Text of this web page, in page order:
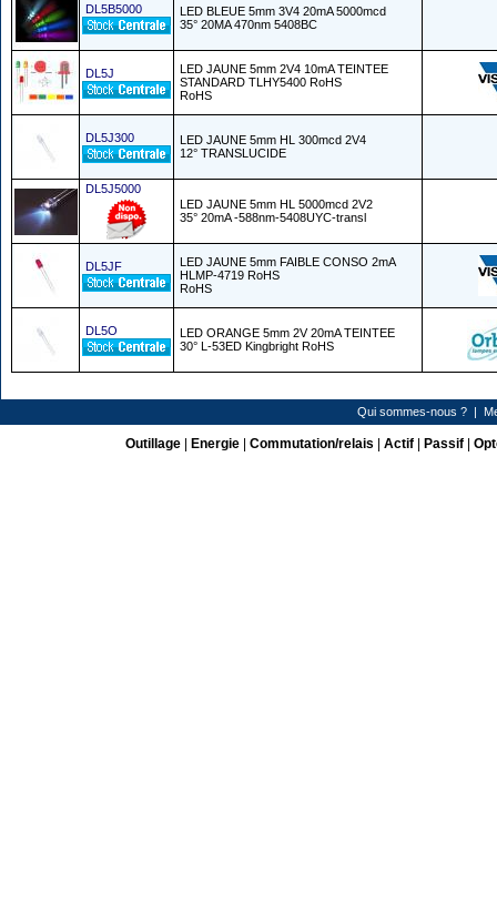
DL5B5000
LED BLEUE 5mm 3V4 20mA 5000mcd
35° 20MA 470nm 5408BC
DL5J
LED JAUNE 5mm 2V4 10mA TEINTEE
STANDARD TLHY5400 RoHS
RoHS
DL5J300
LED JAUNE 5mm HL 300mcd 2V4
12° TRANSLUCIDE
DL5J5000
LED JAUNE 5mm HL 5000mcd 2V2
35° 20mA -588nm-5408UYC-transl
DL5JF
LED JAUNE 5mm FAIBLE CONSO 2mA
HLMP-4719 RoHS
RoHS
DL5O
LED ORANGE 5mm 2V 20mA TEINTEE
30° L-53ED Kingbright RoHS
Qui sommes-nous ? |
Outillage| Energie| Commutation/relais Actif| Passif|